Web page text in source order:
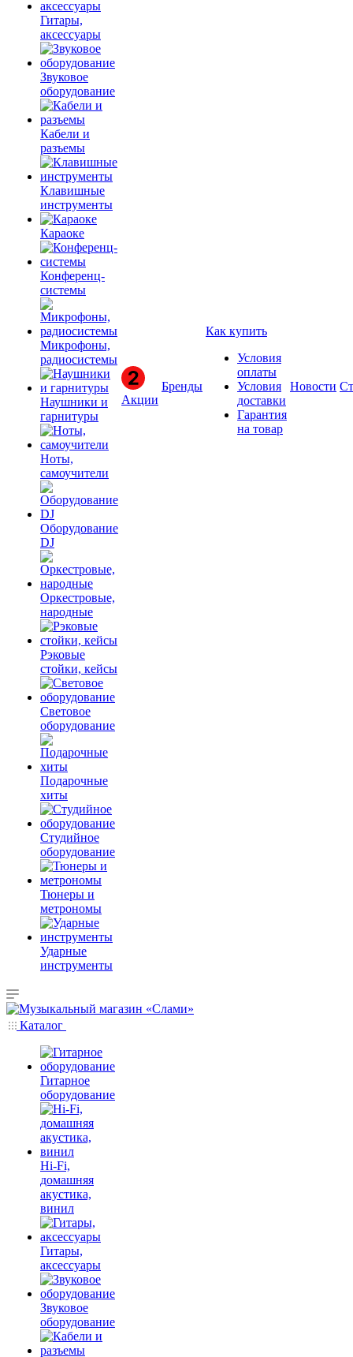
Гитары,
аксессуары
Звуковое
оборудование
Кабели и
разъемы
Клавишные
инструменты
Караоке
Конференц-
системы
Микрофоны,
радиосистемы
Наушники и
гарнитуры
Ноты,
самоучители
Оборудование
DJ
Оркестровые,
народные
Рэковые
стойки, кейсы
Световое
оборудование
Подарочные
хиты
Студийное
оборудование
Тюнеры и
метрономы
Ударные
инструменты
Акции
Бренды
Как купить
Условия
оплаты
Условия
доставки
Гарантия
на товар
Новости
Каталог
Гитарное
оборудование
Hi-Fi,
домашняя
акустика,
винил
Гитары,
аксессуары
Звуковое
оборудование